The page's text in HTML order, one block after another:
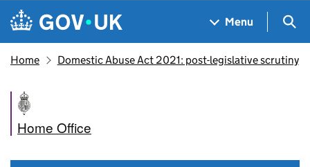
Skip to main content
Navigation menu
Menu
Home Domestic Abuse Act 2021: post-legislative scrutiny
Home Office